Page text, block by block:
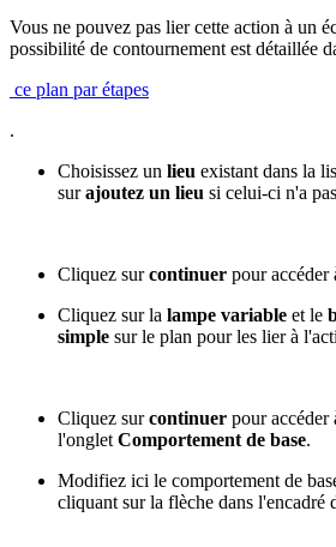
Vous ne pouvez pas lier cette action à un
possibilité de contournement est détaillée
ce plan par étapes
.
Choisissez un lieu existant dans la
surajoutez un lieu si celui-ci n'a
Cliquez surcontinuer pour accéder
Cliquez sur la lampe variable et le
simple sur le plan pour les lier à
Cliquez surcontinuer pour accéder
l'onglet Comportement de base.
Modifiez ici le comportement de
cliquant sur la flèche dans l'encadré